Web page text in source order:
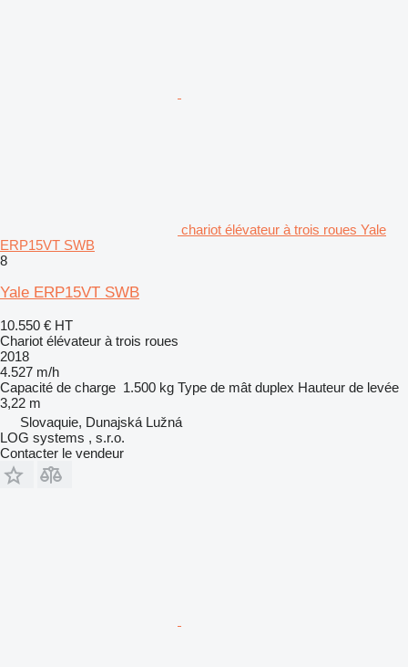
chariot élévateur à trois roues Yale
ERP15VT SWB
8
Yale ERP15VT SWB
10.550 € HT
Chariot élévateur à trois roues
2018
4.527 m/h
Capacité de charge 1.500 kg Type de mât duplex Hauteur de levée
3,22 m
Slovaquie, Dunajská Lužná
LOG systems , s.r.o.
Contacter le vendeur